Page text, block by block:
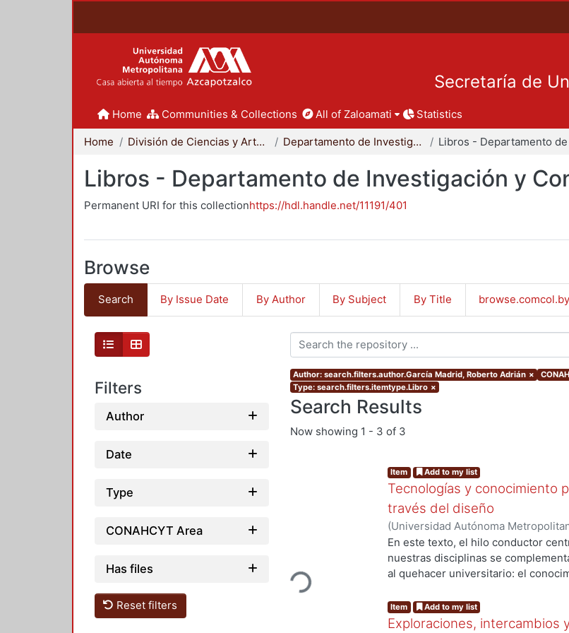
Secretaría de
Home Communities & Collections All of Zaloamati Statistics
Home División de Ciencias y Artes para el Diseño Departamento de Investigación y Conocimiento para el Diseño
Libros - Departamento de Investigación y
Permanent URI for this collectionhttps://hdl.handle.net/11191/401
Browse
Search By Issue Date By Author By Subject By Title
Filters
Author
Date
Type
CONAHCYT Area
Has files
Reset filters
Author: search.filters.author.García Madrid, Roberto Adrián ×
Type: search.filters.itemtype.Libro ×
Search Results
Now showing 1 - 3 of 3
Loading...
Item Add to my list
Tecnologías y conocimiento
través del diseño
(Universidad Autónoma
Madrid, Roberto Adrián;Sainz, Itzel;
En este texto, el hilo conductor
nuestras disciplinas se
al quehacer universitario: el
“Visualización en el TED”, donde
alojadas en ese popular canal de
Item Add to my list
Exploraciones, intercambios